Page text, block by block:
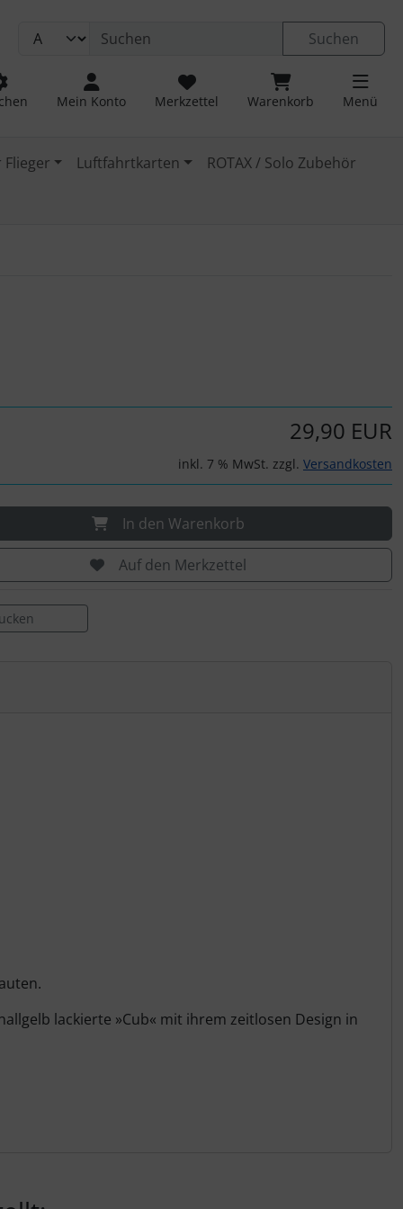
Suchen
Mein Konto Merkzettel Warenkorb Menü
Luftfahrtkarten ROTAX / Solo Zubehör
29,90 EUR
inkl. 7 % MwSt. zzgl. Versandkosten
In den Warenkorb
Auf den Merkzettel
lackierte »Cub« mit ihrem zeitlosen Design in